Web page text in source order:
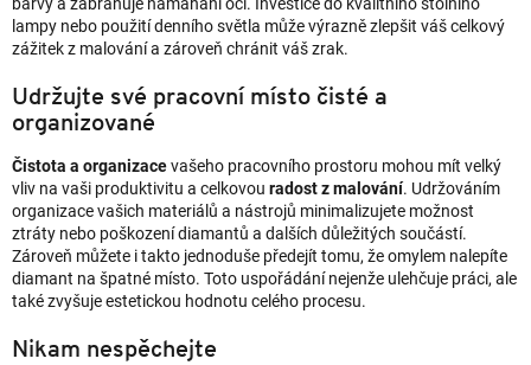
barvy a zabraňuje namáhání očí. Investice do kvalitního stolního
lampy nebo použití denního světla může výrazně zlepšit váš celkový
zážitek z malování a zároveň chránit váš zrak.
Udržujte své pracovní místo čisté a
organizované
Čistota a organizacevašeho pracovního prostoru mohou mít velký
vliv na vaši produktivitu a celkovou radost z malování. Udržováním
organizace vašich materiálů a nástrojů minimalizujete možnost
ztráty nebo poškození diamantů a dalších důležitých součástí.
Zároveň můžete i takto jednoduše předejít tomu, že omylem nalepíte
diamant na špatné místo. Toto uspořádání nejenže ulehčuje práci, ale
také zvyšuje estetickou hodnotu celého procesu.
Nikam nespěchejte